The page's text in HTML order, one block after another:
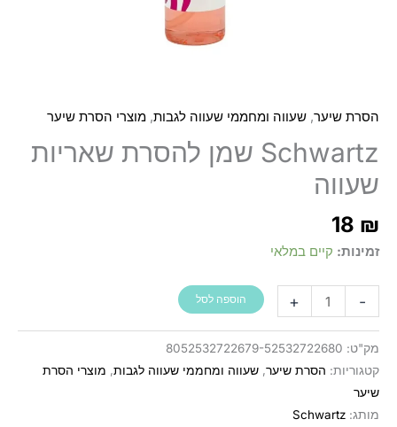
הסרת שיער, שעווה ומחממי שעווה לגבות, מוצרי הסרת שיער
Schwartz שמן להסרת שאריות
שעווה
18 ₪
זמינות: קיים במלאי
-
של
Schwartz
+ הוספה לסל
מק"ט: 8052532722679-52532722680
קטגוריות: הסרת שיער, שעווה ומחממי שעווה לגבות, מוצרי הסרת
שיער
מותג: Schwartz